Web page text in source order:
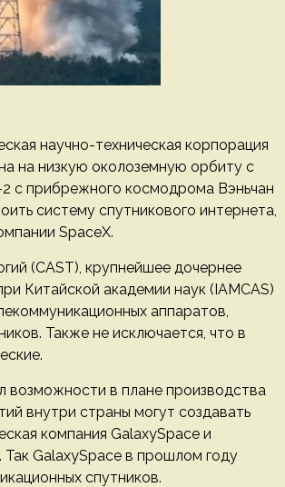
научно-техническая корпорация
на низкую околоземную орбиту с
с прибрежного космодрома Вэньчан
систему спутникового интернета,
SpaceX.
(CAST), крупнейшее дочернее
Китайской академии наук (IAMCAS)
аппаратов,
Также не исключается, что в
возможности в плане производства
внутри страны могут создавать
компания GalaxySpace и
Так GalaxySpace в прошлом году
спутников.